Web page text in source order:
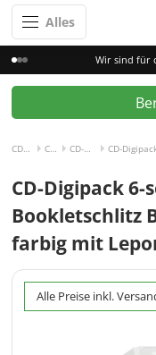
Alles
Wir sind für
CD/DVD Pressen CD-Digipack CD-Digipack 6-seitig
CD-Digipack
Bookletschlitz
farbig mit
Alle Preise inkl.